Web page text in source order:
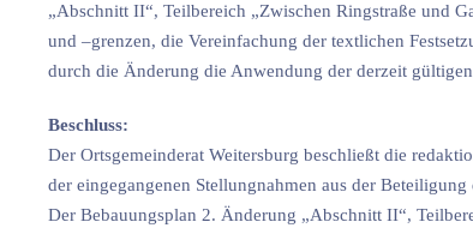
„Abschnitt II“, Teilbereich „Zwischen Ringstraße und
und –grenzen, die Vereinfachung der textlichen
durch die Änderung die Anwendung der derzeit
Beschluss:
Der Ortsgemeinderat Weitersburg beschließt die
der eingegangenen Stellungnahmen aus der
Der Bebauungsplan 2. Änderung „Abschnitt II“,